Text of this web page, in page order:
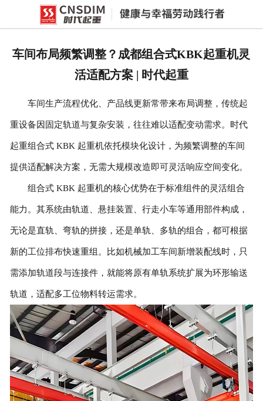
网站首页
新闻中心
联系我们
车间布局频繁调整？成都组合式KBK起重机灵
活适配方案 | 时代起重
车间生产流程优化、产品线更新常带来布局调整，传统起
重设备因固定轨道与复杂安装，往往难以适配变动需求。时代
起重组合式 KBK 起重机依托模块化设计，为频繁调整的车间
提供适配解决方案，无需大规模改造即可灵活响应空间变化。
组合式 KBK 起重机的核心优势在于标准组件的灵活组合
能力。其系统由轨道、悬挂装置、行走小车等通用部件构成，
无论是直轨、弯轨的拼接，还是单轨、多轨的组合，都可根据
新的工位排布快速重组。比如机械加工车间新增装配线时，只
需添加轨道段与连接件，就能将原有单轨系统扩展为环形输送
轨道，适配多工位物料转运需求。